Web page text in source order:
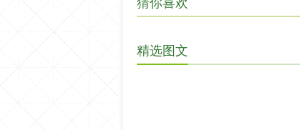
猜你喜欢
精选图文